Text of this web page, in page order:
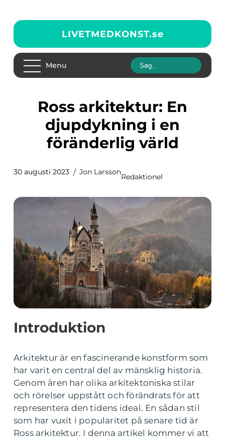
LIVETMEDKONST.se
Menu
Ross arkitektur: En
djupdykning i en
föränderlig värld
30 augusti 2023 Jon Larsson
Redaktionel
Introduktion
Arkitektur är en fascinerande konstform som
har varit en central del av mänsklig historia.
Genom åren har olika arkitektoniska stilar
och rörelser uppstått och förändrats för att
representera den tidens ideal. En sådan stil
som har vuxit i popularitet på senare tid är
Ross arkitektur. I denna artikel kommer vi att